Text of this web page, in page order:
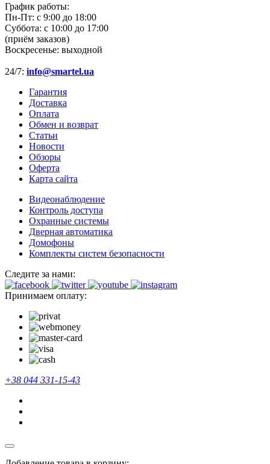
График работы:
Пн-Пт: с 9:00 до 18:00
Суббота: с 10:00 до 17:00
(приём заказов)
Воскресенье: выходной
24/7: info@smartel.ua
Гарантия
Доставка
Оплата
Обмен и возврат
Статьи
Новости
Обзоры
Оферта
Карта сайта
Видеонаблюдение
Контроль доступа
Охранные системы
Дверная автоматика
Домофоны
Комплекты систем безопасности
Следите за нами:
Принимаем оплату:
+38 044 331-15-43